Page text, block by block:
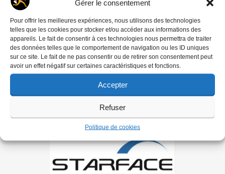
Gérer le consentement
Pour offrir les meilleures expériences, nous utilisons des technologies
telles que les cookies pour stocker et/ou accéder aux informations des
appareils. Le fait de consentir à ces technologies nous permettra de traiter
des données telles que le comportement de navigation ou les ID uniques
sur ce site. Le fait de ne pas consentir ou de retirer son consentement peut
avoir un effet négatif sur certaines caractéristiques et fonctions.
Accepter
Refuser
Politique de cookies
Ils nous soutiennent